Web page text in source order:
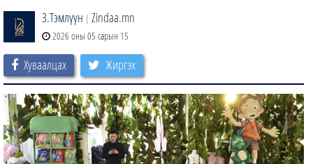
З.Тэмлүүн | Zindaa.mn
2026 оны 05 сарын 15
Хуваалцах Жиргэх